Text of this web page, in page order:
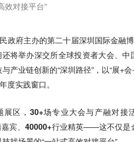
效对接平台”
政府主办的第二十届深圳国际金融
将举办深交所全球投资者大会、中
产业链创新的“深圳路径”，以“展+会
度实践窗口。
区， 30+场专业大会与产融对接
宾、40000+行业精英——这不仅是